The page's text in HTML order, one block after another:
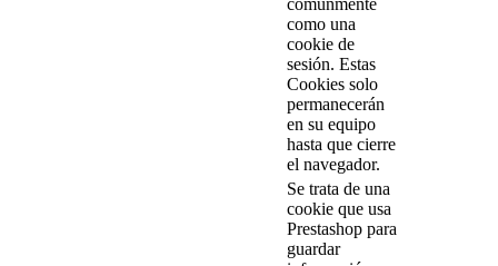
comúnmente
como una
cookie de
sesión. Estas
Cookies solo
permanecerán
en su equipo
hasta que cierre
el navegador.
Se trata de una
cookie que usa
Prestashop para
guardar